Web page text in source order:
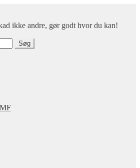
ikke andre, gør godt hvor du kan!
Søg